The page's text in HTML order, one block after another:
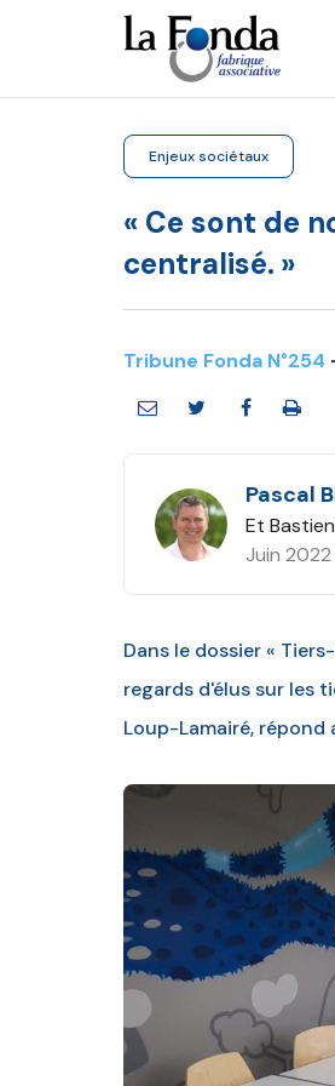
principal
Enjeux sociétaux
« Ce sont de
centralisé. »
Tribune Fonda N°254
Pascal
Et
Juin 2022
Dans le dossier «
regards d'élus sur les
Loup-Lamairé, répond